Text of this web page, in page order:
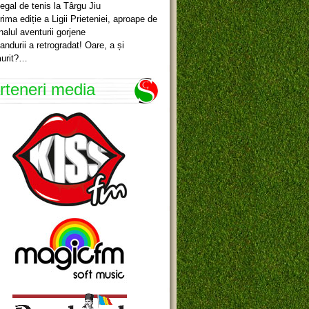
de tenis la Târgu Jiu
ediție a Ligii Prieteniei, aproape de
aventurii gorjene
a retrogradat! Oare, a și
media